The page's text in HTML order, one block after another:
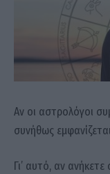
Αν οι αστρολόγοι
συνήθως
Γι’ αυτό, αν